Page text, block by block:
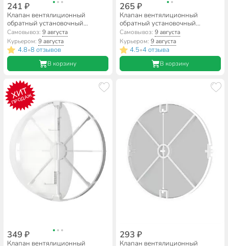
241 ₽
Клапан вентялиционный
обратный установочный
диаметр 100 мм, Event,
Эвент100
Самовывоз:9 августа
Курьером:9 августа
4.8•8 отзывов
В корзину
265 ₽
Клапан вентялиционный
обратный установочный
диаметр 100 мм, ERA, 100 ОК
Самовывоз: 9 августа
Курьером: 9 августа
4.5•4 отзыва
В корзину
ХИТ
ПРОДАЖ
349 ₽
Клапан вентялиционный
293 ₽
Клапан вентялиционный